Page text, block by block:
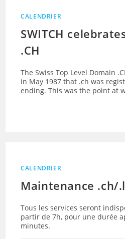
CALENDRIER
SWITCH
.CH
The Swiss Top Level Domain
in May 1987 that .ch was
ending. This was the point at
CALENDRIER
Maintenance .ch/
Tous les services seront
partir de 7h, pour une durée
minutes.